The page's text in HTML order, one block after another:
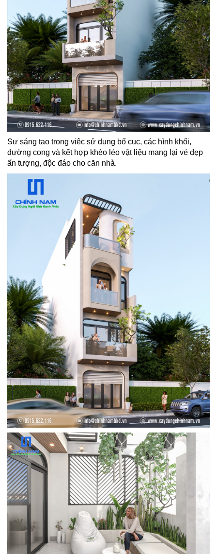
Mãi
CẨM
NANG
XÂY
NHÀ
TUYỂN
DỤNG
CHĂM
SÓC
KHÁCH
HÀNG
LIÊN
HỆ
Sự sáng tạo trong việc sử dụng bố cục, các hình khối,
đường cong và kết hợp khéo léo vật liệu mang lại vẻ đẹp
ấn tượng, độc đáo cho căn nhà.